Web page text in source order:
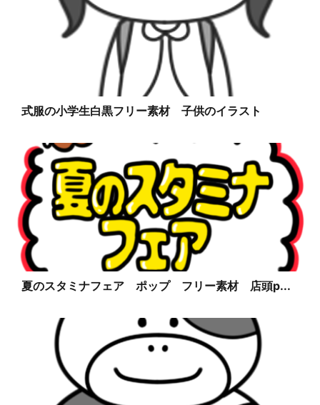
式服の小学生白黒フリー素材 子供のイラスト
夏のスタミナフェア ポップ フリー素材 店頭p...